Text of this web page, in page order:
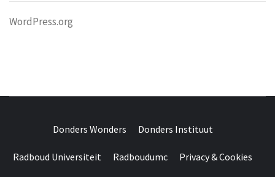
WordPress.org
WONDERS
Donders Wonders Donders Instituut
Radboud Universiteit Radboudumc Privacy & Cookies